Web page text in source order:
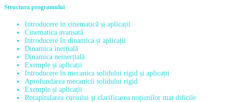
Structura programului
Introducere in cinematică și aplicații
Cinematica avansată
Introducere în dinamica și aplicații
Dinamica inerțială
Dinamica neinerțială
Exemple și aplicații
Introducere în mecanica solidului rigid și aplicații
Aprofundarea mecanicii solidului rigid
Exemple și aplicații
Recapitularea cursului și clarificarea noțiunilor mai dificile